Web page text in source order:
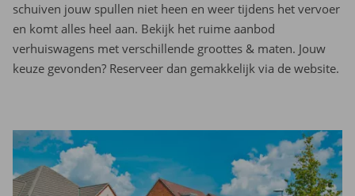
schuiven jouw spullen niet heen en weer tijdens het vervoer
en komt alles heel aan. Bekijk het ruime aanbod
verhuiswagens met verschillende groottes & maten. Jouw
keuze gevonden? Reserveer dan gemakkelijk via de website.